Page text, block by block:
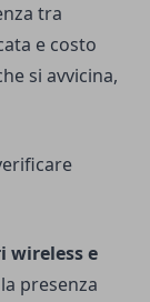
tra
e costo
si avvicina,
wireless e
presenza